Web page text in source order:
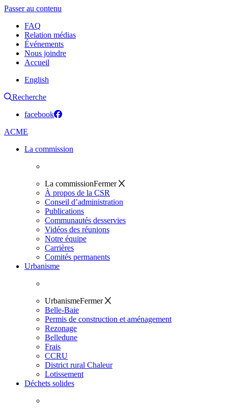
Passer au contenu
FAQ
Relation médias
Événements
Nous joindre
Accueil
English
Recherche
facebook
ACME
La commission
La commissionFermer
À propos de la CSR
Conseil d’administration
Publications
Communautés desservies
Vidéos des réunions
Notre équipe
Carrières
Comités permanents
Urbanisme
UrbanismeFermer
Belle-Baie
Permis de construction et aménagement
Rezonage
Belledune
Frais
CCRU
District rural Chaleur
Lotissement
Déchets solides